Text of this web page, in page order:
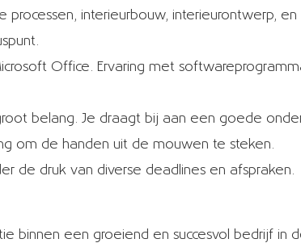
processen, interieurbouw, interieurontwerp,
Office. Ervaring met
belang. Je draagt bij aan een goede
om de handen uit de mouwen te steken.
de druk van diverse deadlines en afspraken.
binnen een groeiend en succesvol bedrijf in